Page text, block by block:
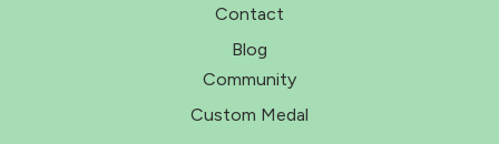
Contact
Blog
Community
Custom Medal